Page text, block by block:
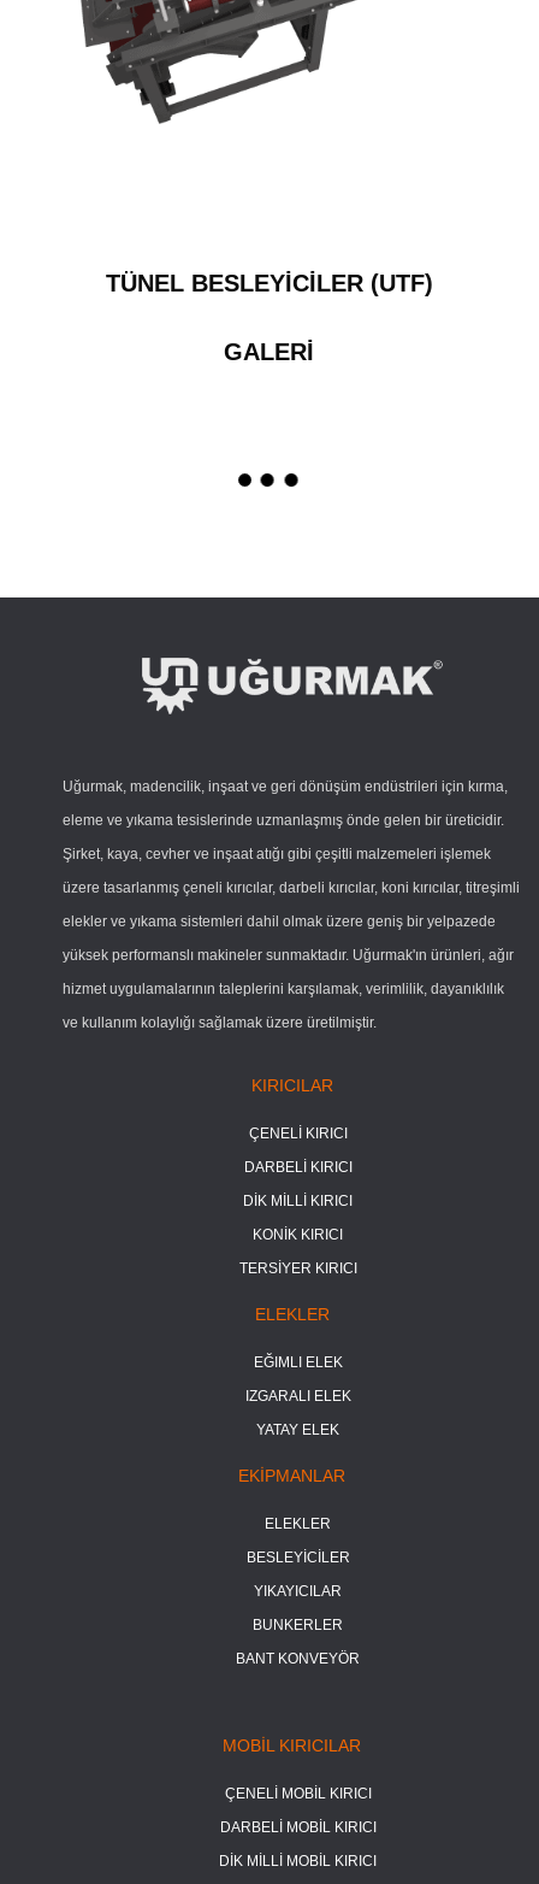
TÜNEL BESLEYİCİLER (UTF)
GALERİ
Uğurmak, madencilik, inşaat ve geri dönüşüm endüstrileri için kırma,
eleme ve yıkama tesislerinde uzmanlaşmış önde gelen bir üreticidir.
Şirket, kaya, cevher ve inşaat atığı gibi çeşitli malzemeleri işlemek
üzere tasarlanmış çeneli kırıcılar, darbeli kırıcılar, koni kırıcılar, titreşimli
elekler ve yıkama sistemleri dahil olmak üzere geniş bir yelpazede
yüksek performanslı makineler sunmaktadır. Uğurmak'ın ürünleri, ağır
hizmet uygulamalarının taleplerini karşılamak, verimlilik, dayanıklılık
ve kullanım kolaylığı sağlamak üzere üretilmiştir.
KIRICILAR
ÇENELİ KIRICI
DARBELİ KIRICI
DİK MİLLİ KIRICI
KONİK KIRICI
TERSİYER KIRICI
ELEKLER
EĞIMLI ELEK
IZGARALI ELEK
YATAY ELEK
EKİPMANLAR
ELEKLER
BESLEYİCİLER
YIKAYICILAR
BUNKERLER
BANT KONVEYÖR
MOBİL KIRICILAR
ÇENELİ MOBİL KIRICI
DARBELİ MOBİL KIRICI
DİK MİLLİ MOBİL KIRICI